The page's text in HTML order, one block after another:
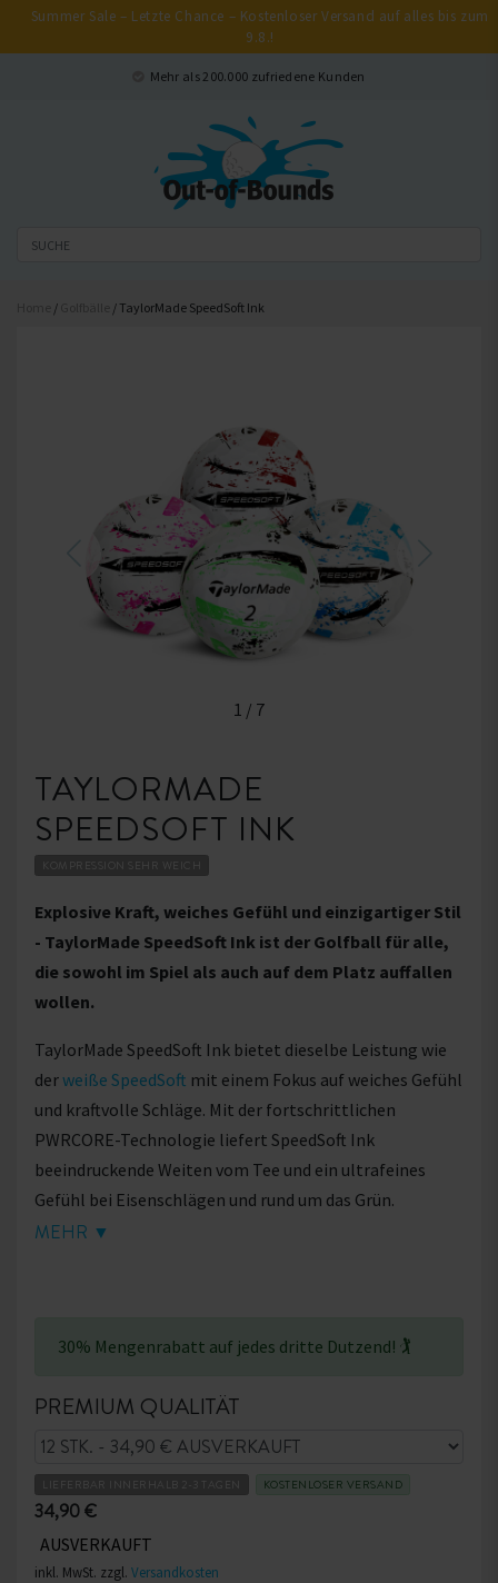
Summer Sale – Letzte Chance – Kostenloser Versand auf alles bis zum
9.8.!
Mehr als 200.000 zufriedene Kunden
/ / TaylorMade SpeedSoft Ink
1 / 7
TAYLORMADE
SPEEDSOFT INK
KOMPRESSION SEHR WEICH
Explosive Kraft, weiches Gefühl und einzigartiger Stil
- TaylorMade SpeedSoft Ink ist der Golfball für alle,
die sowohl im Spiel als auch auf dem Platz auffallen
wollen.
TaylorMade SpeedSoft Ink bietet dieselbe Leistung wie
derweiße SpeedSoft mit einem Fokus auf weiches Gefühl
und kraftvolle Schläge. Mit der fortschrittlichen
PWRCORE-Technologie liefert SpeedSoft Ink
beeindruckende Weiten vom Tee und ein ultrafeines
Gefühl bei Eisenschlägen und rund um das Grün.
visuell beeindruckende Ball ist in vier Farben erhältlich –
Achsen-Drucktechnologie wie der
TaylorMade SpeedSoft Ink ist ideal für Golfer, die sowohl
hohe Leistung als auch einen individuellen, mutigen Stil
auf dem Platz suchen. Dieser Ball ist für alle, die bereit
sind, Konventionen zu brechen und dem Spiel mehr
MEHR ▼
30% Mengenrabatt auf jedes dritte Dutzend! 🏌
PREMIUM QUALITÄT
LIEFERBAR INNERHALB 2-3 TAGEN KOSTENLOSER VERSAND
34,90 €
AUSVERKAUFT
inkl. MwSt. zzgl. Versandkosten